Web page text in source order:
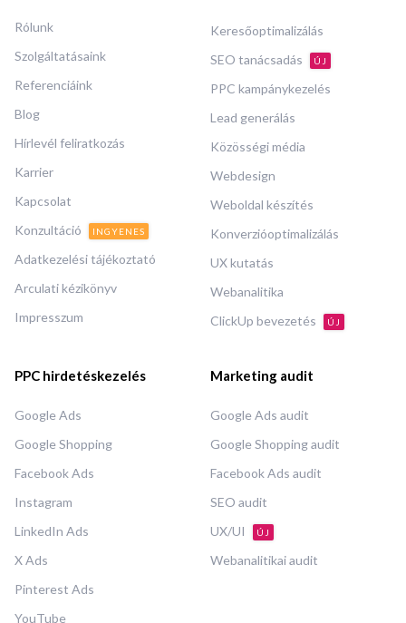
Rólunk
Szolgáltatásaink
Referenciáink
Blog
Hírlevél feliratkozás
Karrier
Kapcsolat
Konzultáció
INGYENES
Adatkezelési tájékoztató
Arculati kézikönyv
Impresszum
Keresőoptimalizálás
SEO tanácsadás
ÚJ
PPC kampánykezelés
Lead generálás
Közösségi média
Webdesign
Weboldal készítés
Konverzióoptimalizálás
UX kutatás
Webanalitika
ClickUp bevezetés
ÚJ
PPC hirdetéskezelés
Google Ads
Google Shopping
Facebook Ads
Instagram
LinkedIn Ads
X Ads
Pinterest Ads
YouTube
Marketing audit
Google Ads audit
Google Shopping audit
Facebook Ads audit
SEO audit
UX/UI
ÚJ
Webanalitikai audit